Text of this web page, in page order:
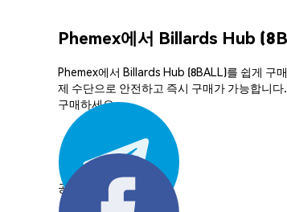
Phemex에서 Billards Hub
Phemex에서 Billards Hub (8BALL)를 쉽게 구
제 수단으로 안전하고 즉시 구매가 가능합니
구매하세요.
공유하기: